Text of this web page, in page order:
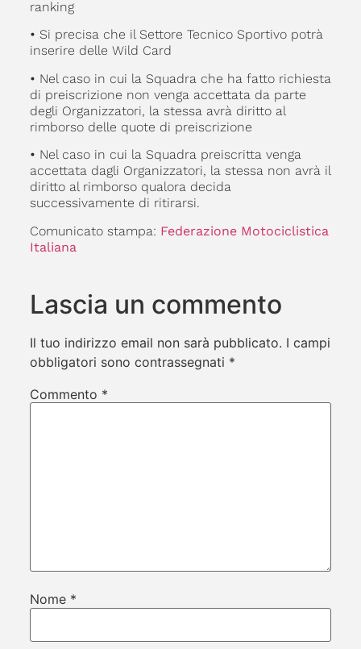
ranking
• Si precisa che il Settore Tecnico Sportivo potrà
inserire delle Wild Card
• Nel caso in cui la Squadra che ha fatto richiesta
di preiscrizione non venga accettata da parte
degli Organizzatori, la stessa avrà diritto al
rimborso delle quote di preiscrizione
• Nel caso in cui la Squadra preiscritta venga
accettata dagli Organizzatori, la stessa non avrà il
diritto al rimborso qualora decida
successivamente di ritirarsi.
Comunicato stampa: Federazione Motociclistica
Italiana
Lascia un commento
Il tuo indirizzo email non sarà pubblicato. I campi
obbligatori sono contrassegnati *
Commento *
Nome *